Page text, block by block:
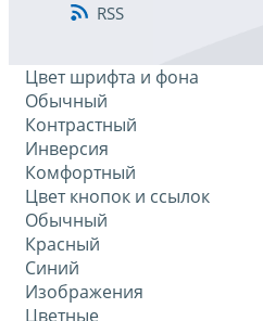
RSS
Цвет шрифта и фона
Обычный
Контрастный
Инверсия
Комфортный
Цвет кнопок и ссылок
Обычный
Красный
Синий
Изображения
Цветные